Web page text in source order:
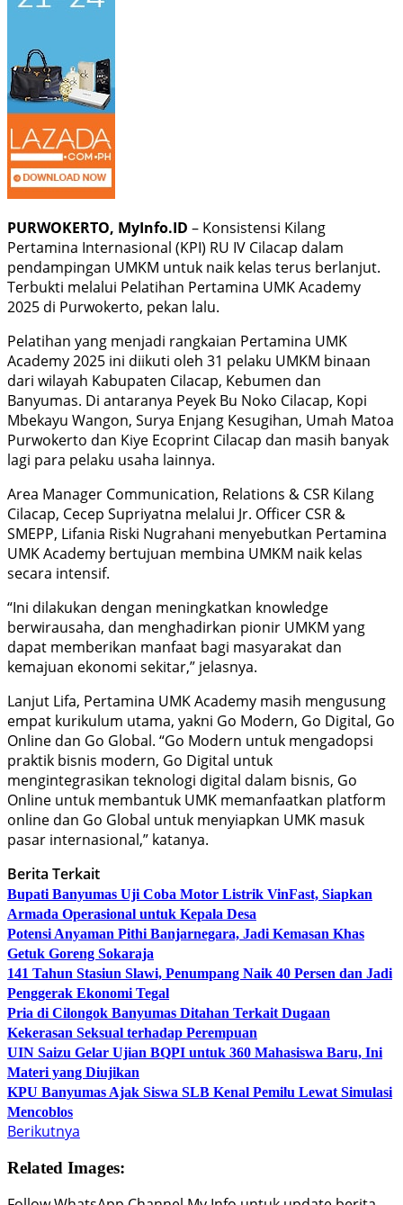
PURWOKERTO, MyInfo.ID – Konsistensi Kilang
Pertamina Internasional (KPI) RU IV Cilacap dalam
pendampingan UMKM untuk naik kelas terus berlanjut.
Terbukti melalui Pelatihan Pertamina UMK Academy
2025 di Purwokerto, pekan lalu.
Pelatihan yang menjadi rangkaian Pertamina UMK
Academy 2025 ini diikuti oleh 31 pelaku UMKM binaan
dari wilayah Kabupaten Cilacap, Kebumen dan
Banyumas. Di antaranya Peyek Bu Noko Cilacap, Kopi
Mbekayu Wangon, Surya Enjang Kesugihan, Umah Matoa
Purwokerto dan Kiye Ecoprint Cilacap dan masih banyak
lagi para pelaku usaha lainnya.
Area Manager Communication, Relations & CSR Kilang
Cilacap, Cecep Supriyatna melalui Jr. Officer CSR &
SMEPP, Lifania Riski Nugrahani menyebutkan Pertamina
UMK Academy bertujuan membina UMKM naik kelas
secara intensif.
“Ini dilakukan dengan meningkatkan knowledge
berwirausaha, dan menghadirkan pionir UMKM yang
dapat memberikan manfaat bagi masyarakat dan
kemajuan ekonomi sekitar,” jelasnya.
Lanjut Lifa, Pertamina UMK Academy masih mengusung
empat kurikulum utama, yakni Go Modern, Go Digital, Go
Online dan Go Global. “Go Modern untuk mengadopsi
praktik bisnis modern, Go Digital untuk
mengintegrasikan teknologi digital dalam bisnis, Go
Online untuk membantuk UMK memanfaatkan platform
online dan Go Global untuk menyiapkan UMK masuk
pasar internasional,” katanya.
Berita Terkait
Bupati Banyumas Uji Coba Motor Listrik VinFast, Siapkan
Armada Operasional untuk Kepala Desa
Potensi Anyaman Pithi Banjarnegara, Jadi Kemasan Khas
Getuk Goreng Sokaraja
141 Tahun Stasiun Slawi, Penumpang Naik 40 Persen dan Jadi
Penggerak Ekonomi Tegal
Pria di Cilongok Banyumas Ditahan Terkait Dugaan
Kekerasan Seksual terhadap Perempuan
UIN Saizu Gelar Ujian BQPI untuk 360 Mahasiswa Baru, Ini
Materi yang Diujikan
KPU Banyumas Ajak Siswa SLB Kenal Pemilu Lewat Simulasi
Mencoblos
Berikutnya
Related Images: